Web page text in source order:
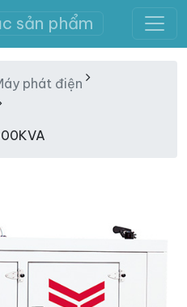
sản phẩm
phát điện